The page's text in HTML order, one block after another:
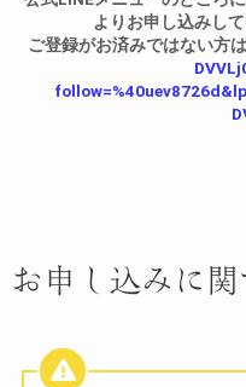
よりお申し込みし
ご登録がお済みではない方
お申し込みに